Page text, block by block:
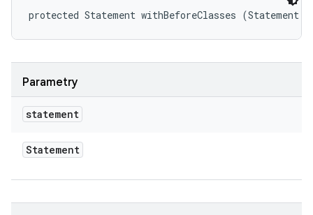
protected Statement withBeforeClasses (Statement
Parametry
statement
Statement